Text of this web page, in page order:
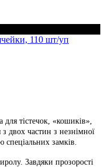
тістечок, «кошиків»,
двох частин з незнімної
замків.
Завдяки прозорості